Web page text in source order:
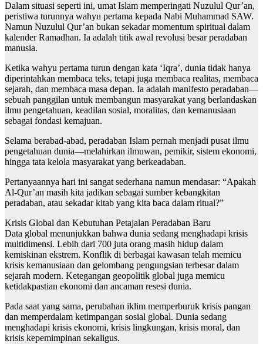
Dalam situasi seperti ini, umat Islam memperingati Nuzulul Qur’an,
peristiwa turunnya wahyu pertama kepada Nabi Muhammad SAW.
Namun Nuzulul Qur’an bukan sekadar momentum spiritual dalam
kalender Ramadhan. Ia adalah titik awal revolusi besar peradaban
manusia.
Ketika wahyu pertama turun dengan kata ‘Iqra’, dunia tidak hanya
diperintahkan membaca teks, tetapi juga membaca realitas, membaca
sejarah, dan membaca masa depan. Ia adalah manifesto peradaban—
sebuah panggilan untuk membangun masyarakat yang berlandaskan
ilmu pengetahuan, keadilan sosial, moralitas, dan kemanusiaan
sebagai fondasi kemajuan.
Selama berabad-abad, peradaban Islam pernah menjadi pusat ilmu
pengetahuan dunia—melahirkan ilmuwan, pemikir, sistem ekonomi,
hingga tata kelola masyarakat yang berkeadaban.
Pertanyaannya hari ini sangat sederhana namun mendasar: “Apakah
Al-Qur’an masih kita jadikan sebagai sumber kebangkitan
peradaban, atau sekadar kitab yang kita baca dalam ritual?”
Krisis Global dan Kebutuhan Petajalan Peradaban Baru
Data global menunjukkan bahwa dunia sedang menghadapi krisis
multidimensi. Lebih dari 700 juta orang masih hidup dalam
kemiskinan ekstrem. Konflik di berbagai kawasan telah memicu
krisis kemanusiaan dan gelombang pengungsian terbesar dalam
sejarah modern. Ketegangan geopolitik global juga memicu
ketidakpastian ekonomi dan ancaman resesi dunia.
Pada saat yang sama, perubahan iklim memperburuk krisis pangan
dan memperdalam ketimpangan sosial global. Dunia sedang
menghadapi krisis ekonomi, krisis lingkungan, krisis moral, dan
krisis kepemimpinan sekaligus.